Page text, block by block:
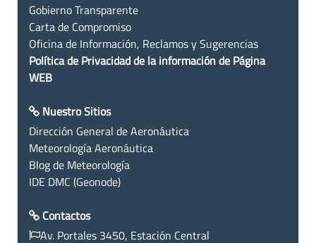
Gobierno Transparente
Carta de Compromiso
Oficina de Información, Reclamos y Sugerencias
Política de Privacidad de la información de Página
WEB
Nuestro Sitios
Dirección General de Aeronáutica
Meteorología Aeronáutica
Blog de Meteorología
IDE DMC (Geonode)
Contactos
Av. Portales 3450, Estación Central